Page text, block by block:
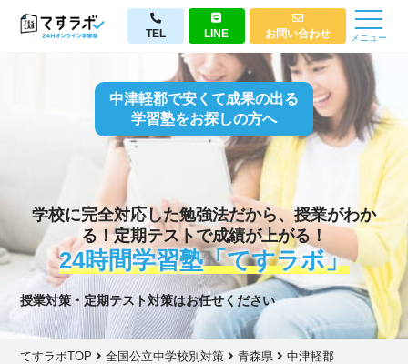
TEL LINE お問い合わせ メニュー
中津軽郡で安くて成果の出る
学習塾をお探しの方へ
学校に完全対応した勉強法だから、授業がわか
る！定期テストで成績が上がる！
24時間学習塾「てすラボ」
授業対策・定期テスト対策はお任せください
てすラボTOP 全国公立中学校別対策 青森県 中津軽郡